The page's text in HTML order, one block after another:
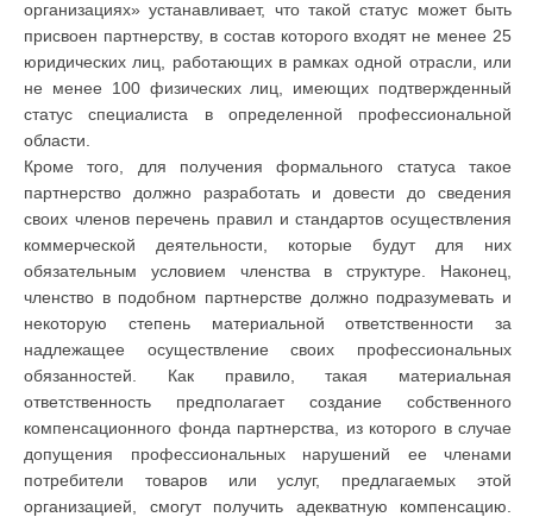
организациях» устанавливает, что такой статус может быть
присвоен партнерству, в состав которого входят не менее 25
юридических лиц, работающих в рамках одной отрасли, или
не менее 100 физических лиц, имеющих подтвержденный
статус специалиста в определенной профессиональной
области.
Кроме того, для получения формального статуса такое
партнерство должно разработать и довести до сведения
своих членов перечень правил и стандартов осуществления
коммерческой деятельности, которые будут для них
обязательным условием членства в структуре. Наконец,
членство в подобном партнерстве должно подразумевать и
некоторую степень материальной ответственности за
надлежащее осуществление своих профессиональных
обязанностей. Как правило, такая материальная
ответственность предполагает создание собственного
компенсационного фонда партнерства, из которого в случае
допущения профессиональных нарушений ее членами
потребители товаров или услуг, предлагаемых этой
организацией, смогут получить адекватную компенсацию.